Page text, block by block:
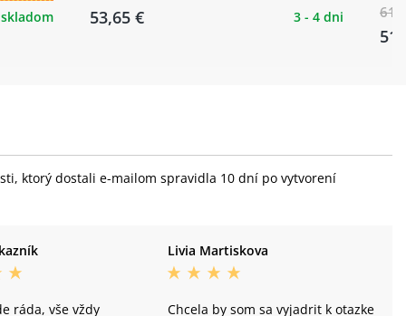
skladom 53,65 € 3 - 4 dni
ktorý dostali e-mailom spravidla 10 dní po vytvorení
ráda, vše vždy
Livia Martiskova
Chcela by som sa vyjadrit k otazke